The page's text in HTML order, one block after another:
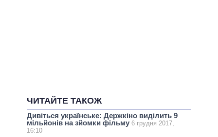
ЧИТАЙТЕ ТАКОЖ
Дивіться українське: Держкіно виділить 9
мільйонів на зйомки фільму 6 грудня 2017,
16:10